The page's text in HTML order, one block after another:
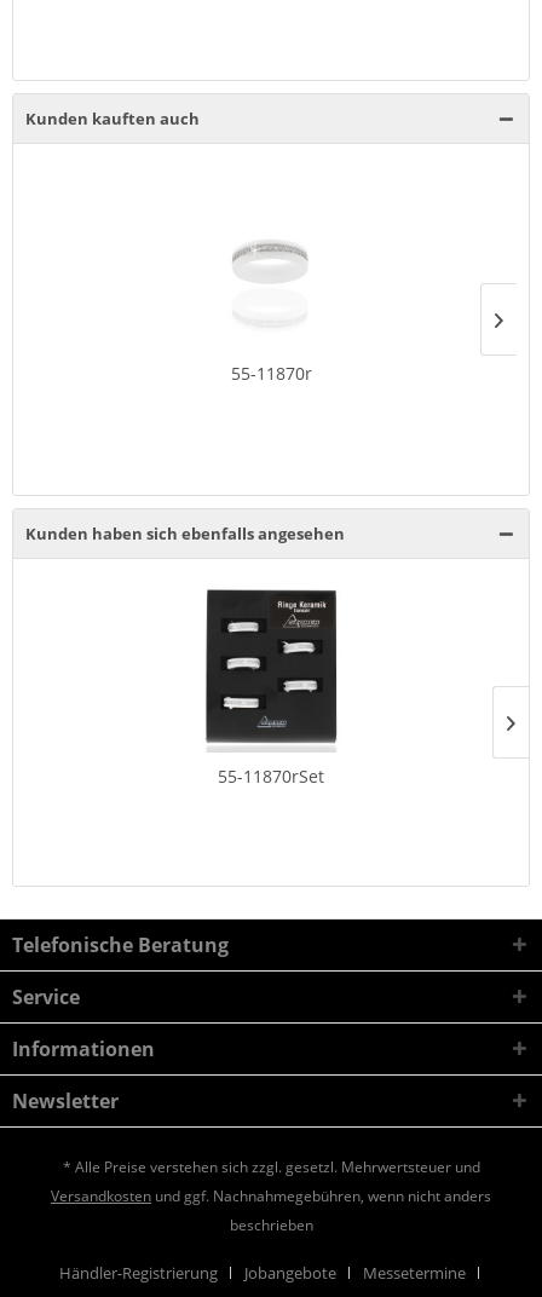
Kunden kauften auch
55-11870r
Kunden haben sich ebenfalls angesehen
55-11870rSet
Telefonische Beratung
Service
Informationen
Newsletter
* Alle Preise verstehen sich zzgl. gesetzl. Mehrwertsteuer und
Versandkosten und ggf. Nachnahmegebühren, wenn nicht anders
beschrieben
Händler-Registrierung Jobangebote Messetermine